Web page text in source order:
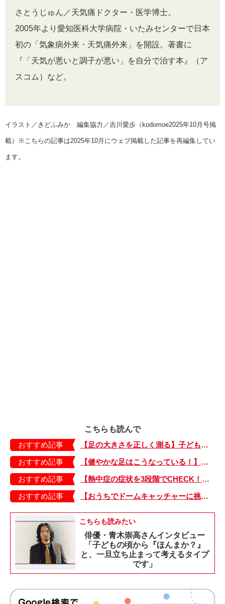
さとうじゅん／天気痛ドクター・医学博士。
2005年より愛知医科大学病院・いたみセンターで日本
初の「気象病外来・天気痛外来」を開設。著書に
『「天気が悪いと調子が悪い」を自分で治す本』（ア
スコム）など。
イラスト／きどふみか 編集協力／吉川愛歩（kodomoe2025年10月号掲
載）※こちらの記事は2025年10月にウェブ掲載した記事を再編集してい
ます。
こちらも読んで
おすすめ記事
【足の大きさを正しく測る】子どもの靴の最適サイズは？ 月に1回は測り直そう！
おすすめ記事
【健やかな足はこうなっている！】「疲れた！ 抱っこ！」は靴のせい？ 子どもの足を育てる「足育」を今日からさっそく始めましょう！
おすすめ記事
【熱中症の症状を3段階でCHECK！】症状が軽い順にⅠ～Ⅲ度に分類。この症状が出ていたら、医療機関に連絡を！
おすすめ記事
【おうちでドームキャッチャーに挑戦だ】アンパンマン わくわくドームキャッチャー
こちらも読みたい
俳優・青木崇高さんインタビュー
「子どもの頃から『ほんまか？』
と、一旦立ち止まって考えるタイプ
です」